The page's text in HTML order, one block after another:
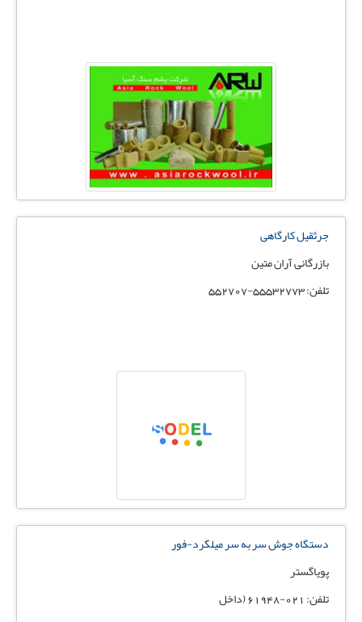
جرثقیل کارگاهی
بازرگانی آران متین
تلفن: 55532773-552707
دستگاه جوش سر به سر میلگرد-فور
پویاگستر
تلفن: 021-61948 (داخل